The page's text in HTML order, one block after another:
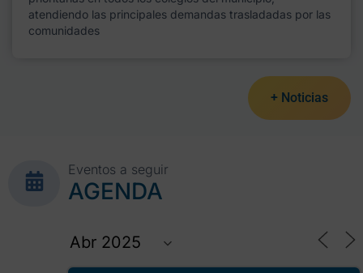
atendiendo las principales demandas trasladadas por las
comunidades
+ Noticias
Eventos a seguir
AGENDA